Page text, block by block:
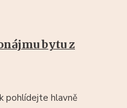
bytu z
pohlídejte hlavně